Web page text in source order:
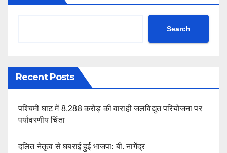
Search
Recent Posts
पश्चिमी घाट में 8,288 करोड़ की वाराही जलविद्युत परियोजना पर
पर्यावरणीय चिंता
दलित नेतृत्व से घबराई हुई भाजपा: बी. नागेंद्र